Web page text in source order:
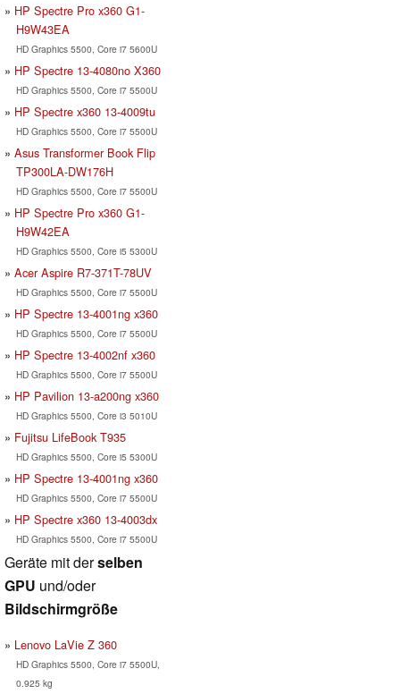
HP Spectre Pro x360 G1-
H9W43EA
HD Graphics 5500, Core i7 5600U
HP Spectre 13-4080no X360
HD Graphics 5500, Core i7 5500U
HP Spectre x360 13-4009tu
HD Graphics 5500, Core i7 5500U
Asus Transformer Book Flip
TP300LA-DW176H
HD Graphics 5500, Core i7 5500U
HP Spectre Pro x360 G1-
H9W42EA
HD Graphics 5500, Core i5 5300U
Acer Aspire R7-371T-78UV
HD Graphics 5500, Core i7 5500U
HP Spectre 13-4001ng x360
HD Graphics 5500, Core i7 5500U
HP Spectre 13-4002nf x360
HD Graphics 5500, Core i7 5500U
HP Pavilion 13-a200ng x360
HD Graphics 5500, Core i3 5010U
Fujitsu LifeBook T935
HD Graphics 5500, Core i5 5300U
HP Spectre 13-4001ng x360
HD Graphics 5500, Core i7 5500U
HP Spectre x360 13-4003dx
HD Graphics 5500, Core i7 5500U
Geräte mit derselben
GPU und/oder
Bildschirmgröße
Lenovo LaVie Z 360
HD Graphics 5500, Core i7 5500U,
0.925 kg